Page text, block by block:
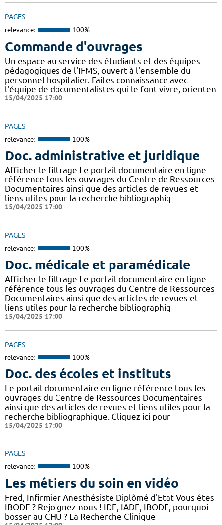
PAGES
relevance: 100%
Commande d'ouvrages
Un espace au service des étudiants et des équipes
pédagogiques de l'IFMS, ouvert à l'ensemble du
personnel hospitalier. Faites connaissance avec
l'équipe de documentalistes qui le font vivre, orienten
15/04/2025 17:00
PAGES
relevance: 100%
Doc. administrative et juridique
Afficher le filtrage Le portail documentaire en ligne
référence tous les ouvrages du Centre de Ressources
Documentaires ainsi que des articles de revues et
liens utiles pour la recherche bibliographiq
15/04/2025 17:00
PAGES
relevance: 100%
Doc. médicale et paramédicale
Afficher le filtrage Le portail documentaire en ligne
référence tous les ouvrages du Centre de Ressources
Documentaires ainsi que des articles de revues et
liens utiles pour la recherche bibliographiq
15/04/2025 17:00
PAGES
relevance: 100%
Doc. des écoles et instituts
Le portail documentaire en ligne référence tous les
ouvrages du Centre de Ressources Documentaires
ainsi que des articles de revues et liens utiles pour la
recherche bibliographique. Cliquez ici pour
15/04/2025 17:00
PAGES
relevance: 100%
Les métiers du soin en vidéo
Fred, Infirmier Anesthésiste Diplômé d'Etat Vous êtes
IBODE ? Rejoignez-nous ! IDE, IADE, IBODE, pourquoi
bosser au CHU ? La Recherche Clinique